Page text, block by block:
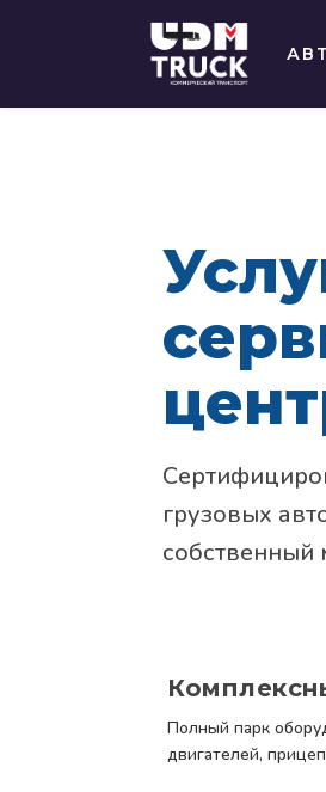
грузовых
собственный
Полный парк
двигателей,